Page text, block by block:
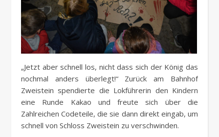
„Jetzt aber schnell los, nicht dass sich der König das
nochmal anders überlegt!“ Zurück am Bahnhof
Zweistein spendierte die Lokführerin den Kindern
eine Runde Kakao und freute sich über die
Zahlreichen Codeteile, die sie dann direkt eingab, um
schnell von Schloss Zweistein zu verschwinden.